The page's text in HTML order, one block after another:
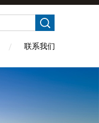
联系我们